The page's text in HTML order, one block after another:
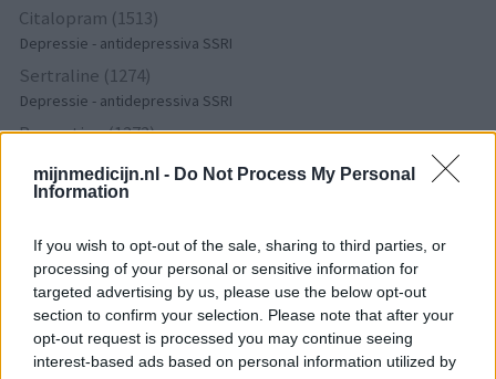
mijnmedicijn.nl - Do Not Process My Personal
Information
If you wish to opt-out of the sale, sharing to third parties, or
processing of your personal or sensitive information for
targeted advertising by us, please use the below opt-out
section to confirm your selection. Please note that after your
opt-out request is processed you may continue seeing
interest-based ads based on personal information utilized by
Citalopram (1513)
Depressie - antidepressiva SSRI
Sertraline (1274)
Depressie - antidepressiva SSRI
Paroxetine (1272)
Simvastatine (1228)
Champix (1187)
Verslavingsziekten
Venlafaxine (1004)
Depressie - antidepressiva overig
Tramadol (939)